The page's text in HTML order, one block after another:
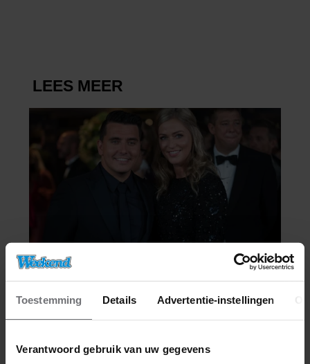
Toestemming Details Advertentie-instellingen
Verantwoord gebruik van uw gegevens